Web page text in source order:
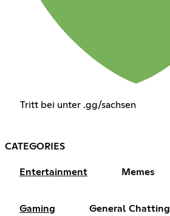
Tritt bei unter .gg/sachsen
CATEGORIES
Entertainment Memes
Gaming General Chatting